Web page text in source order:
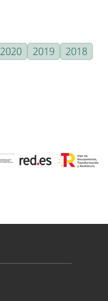
2020 2019
2018